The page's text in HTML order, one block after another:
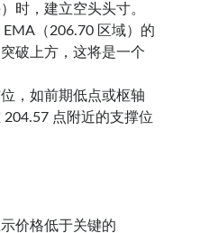
时，建立空头头寸。
（206.70 区域）的
破上方，这将是一个
，如前期低点或枢轴
点附近的支撑位
价格低于关键的